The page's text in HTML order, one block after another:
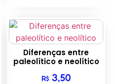
Diferenças entre
paleolítico e neolítico
R$3,50